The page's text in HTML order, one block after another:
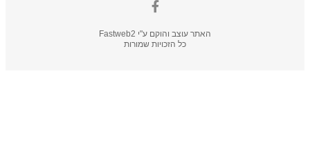
האתר עוצב והוקם ע"י Fastweb2
כל הזכויות שמורות